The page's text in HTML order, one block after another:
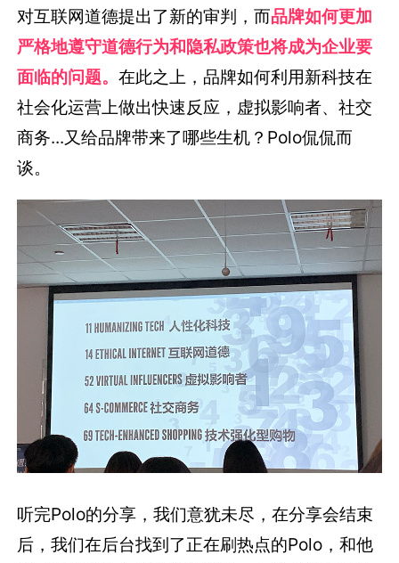
对互联网道德提出了新的审判，而品牌如何更加
严格地遵守道德行为和隐私政策也将成为企业要
面临的问题。在此之上，品牌如何利用新科技在
社会化运营上做出快速反应，虚拟影响者、社交
商务...又给品牌带来了哪些生机？Polo侃侃而
谈。
听完Polo的分享，我们意犹未尽，在分享会结束
后，我们在后台找到了正在刷热点的Polo，和他